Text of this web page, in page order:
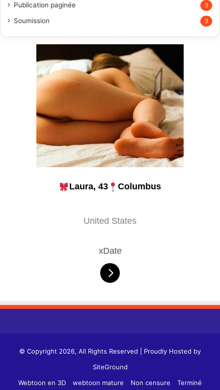
Publication paginée 3
Soumission 3
Laura, 43 Columbus
United States
xDate
© Copyright 2026, All Rights Reserved | Proudly Hosted by
SiteGround
Webtoon en 3D
webtoon mature Non censure Terminé